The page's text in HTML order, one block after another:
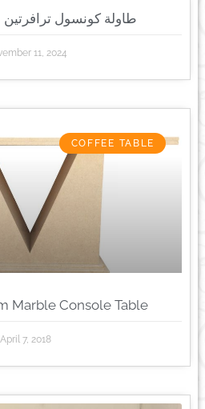
طاولة كونسول ترافرتين
11, 2024
COFFEE TABLE
Marble Console Table
April 7, 2018